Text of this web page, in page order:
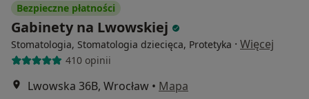
Bezpieczne płatności
Gabinety na Lwowskiej
Stomatologia, Stomatologia dziecięca, Protetyka · Więcej
410 opinii
Lwowska 36B, Wrocław • Mapa